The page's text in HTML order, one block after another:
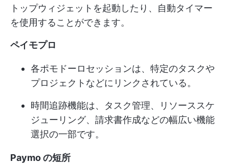
トップウィジェットを起動したり、自動タイマー
を使用することができます。
ペイモプロ
各ポモドーロセッションは、特定のタスクや
プロジェクトなどにリンクされている。
時間追跡機能は、タスク管理、リソーススケ
ジューリング、請求書作成などの幅広い機能
選択の一部です。
Paymo の短所